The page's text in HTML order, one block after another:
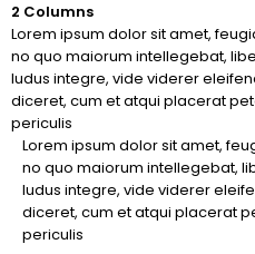
2 Columns
Lorem ipsum dolor sit amet,
no quo maiorum intellegebat,
ludus integre, vide viderer
diceret, cum et atqui placerat
periculis
Lorem ipsum dolor sit amet,
no quo maiorum intellegebat,
ludus integre, vide viderer
diceret, cum et atqui placerat
periculis